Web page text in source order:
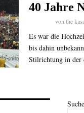
40 Jahre
vonthe
Es war die
bis dahin
Stilrichtung in der